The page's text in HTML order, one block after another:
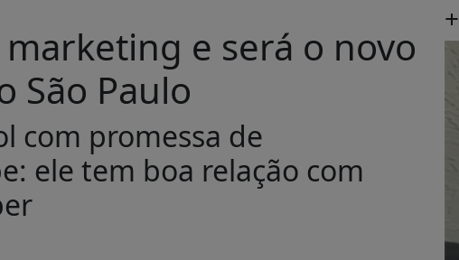
e será o novo
São Paulo
com promessa de
ele tem boa relação com
+